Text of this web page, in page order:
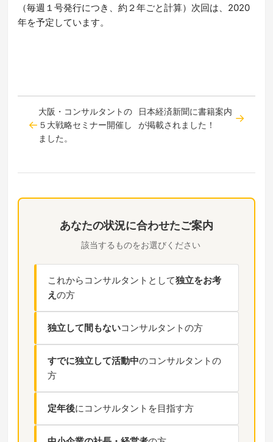
（毎週１号発行につき、約２年ごと計算）次回は、2020
年を予定しています。
あなたの状況に合わせたご案内
該当するものをお選びください
これからコンサルタントとして独立をお考
えの方
独立して間もないコンサルタントの方
すでに独立して活動中のコンサルタントの
方
定年後にコンサルタントを目指す方
大阪・コンサルタントの
５大戦略セミナー開催し
ました。
日本経済新聞に書籍案内
が掲載されました！